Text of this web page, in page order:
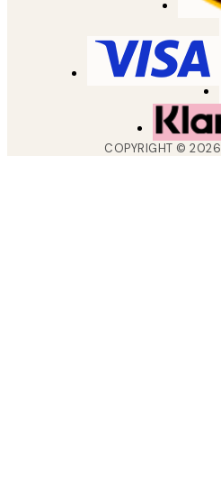
COPYRIGHT ©2026